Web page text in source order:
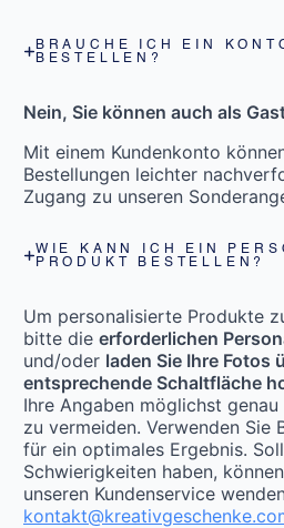
BRAUCHE ICH EIN
BESTELLEN?
Nein, Sie können auch als
Mit einem Kundenkonto
Bestellungen leichter
Zugang zu unseren
WIE KANN ICH EIN
PRODUKT BESTELLEN?
Um personalisierte Produkte
bitte die erforderlichen
und/oder laden Sie Ihre Fotos
entsprechende Schaltfläche
Ihre Angaben möglichst
zu vermeiden. Verwenden Sie
für ein optimales Ergebnis.
Schwierigkeiten haben,
unseren Kundenservice